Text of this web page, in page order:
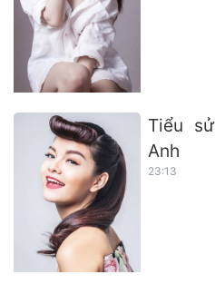
Tiểu
Anh
23:13